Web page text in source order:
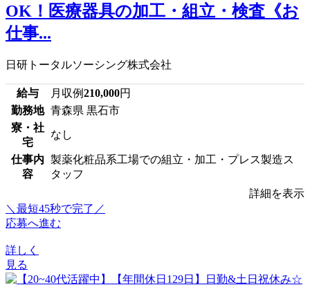
OK！医療器具の加工・組立・検査《お
仕事...
日研トータルソーシング株式会社
給与 月収例210,000円
勤務地 青森県 黒石市
寮・社
宅
なし
仕事内
容
製薬化粧品系工場での組立・加工・プレス製造ス
タッフ
詳細を表示
＼最短45秒で完了／
応募へ進む
詳しく
見る